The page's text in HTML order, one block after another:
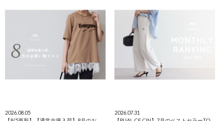
2026.08.05
2026.07.31